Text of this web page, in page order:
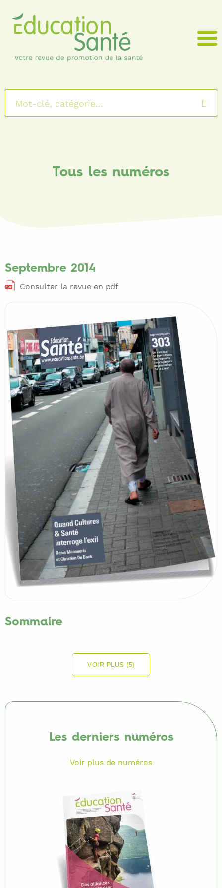
Menu
Tous les numéros
Septembre 2014
Consulter la revue en pdf
Sommaire
VOIR PLUS (5)
Les derniers numéros
Voir plus de numéros